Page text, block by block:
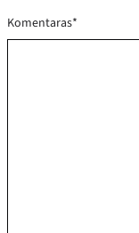
Komentaras*